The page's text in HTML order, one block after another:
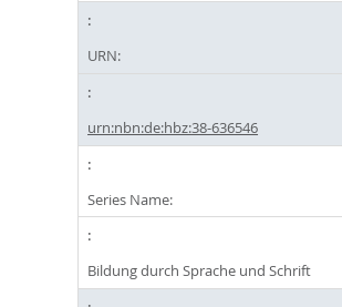
URN:
urn:nbn:de:hbz:38-636546
Series Name:
Bildung durch Sprache und Schrift